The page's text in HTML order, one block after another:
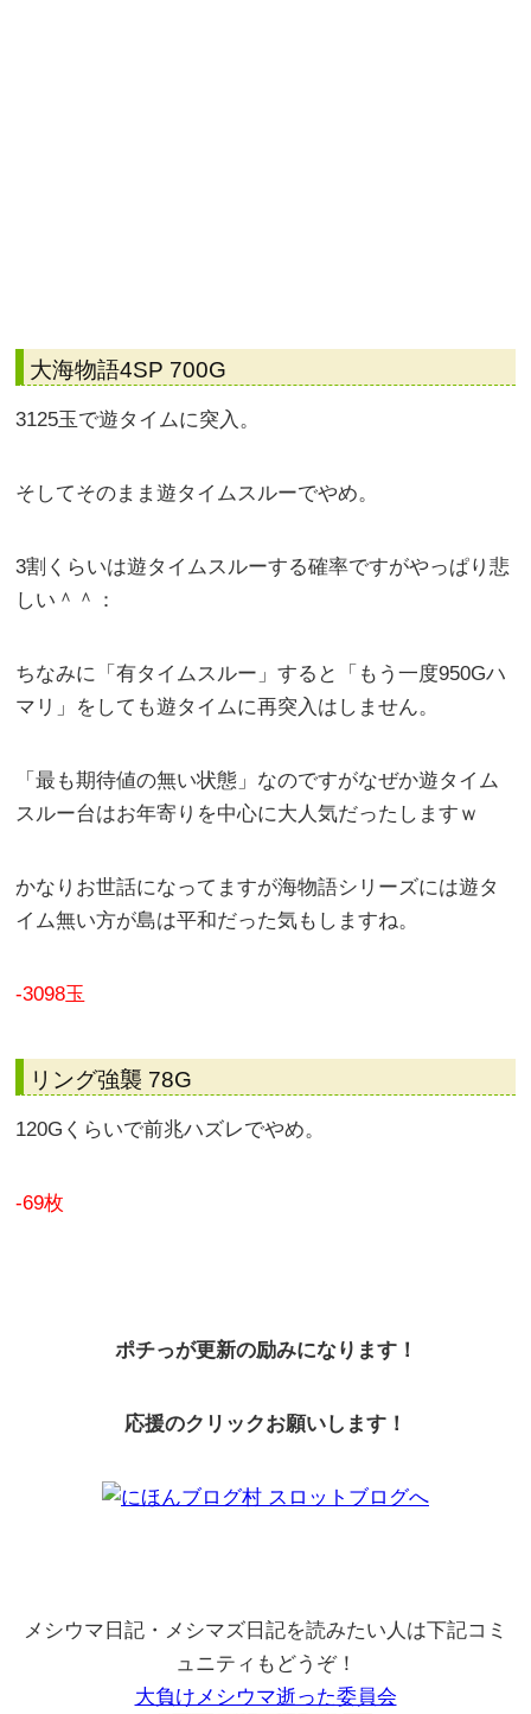
大海物語4SP 700G
3125玉で遊タイムに突入。
そしてそのまま遊タイムスルーでやめ。
3割くらいは遊タイムスルーする確率ですがやっぱり悲
しい＾＾：
ちなみに「有タイムスルー」すると「もう一度950Gハ
マリ」をしても遊タイムに再突入はしません。
「最も期待値の無い状態」なのですがなぜか遊タイム
スルー台はお年寄りを中心に大人気だったしますｗ
かなりお世話になってますが海物語シリーズには遊タ
イム無い方が島は平和だった気もしますね。
-3098玉
リング強襲 78G
120Gくらいで前兆ハズレでやめ。
-69枚
ポチっが更新の励みになります！
応援のクリックお願いします！
メシウマ日記・メシマズ日記を読みたい人は下記コミ
ュニティもどうぞ！
大負けメシウマ逝った委員会